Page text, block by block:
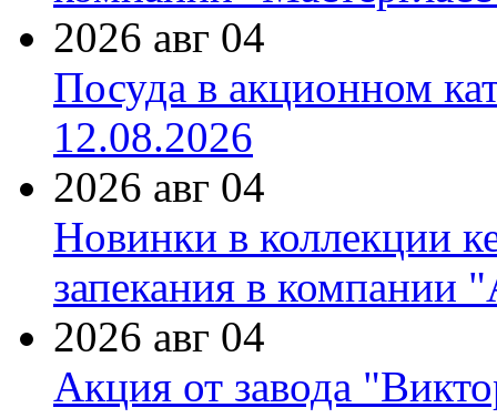
2026 авг 04
Посуда в акционном
12.08.2026
2026 авг 04
Новинки в коллекции
запекания в компании
2026 авг 04
Акция от завода